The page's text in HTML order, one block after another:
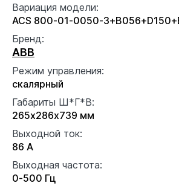
Вариация модели:
ACS 800-01-0050-
Бренд:
ABB
Режим управления:
скалярный
Габариты Ш*Г*В:
265x286x739 мм
Выходной ток:
86 А
Выходная частота:
0-500 Гц